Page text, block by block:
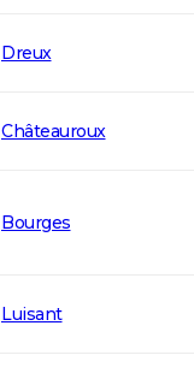
Dreux
Châteauroux
Bourges
Luisant